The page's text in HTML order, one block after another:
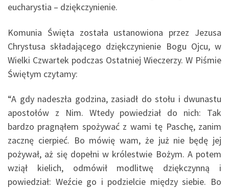
eucharystia – dziękczynienie.
Komunia Święta została ustanowiona przez Jezusa
Chrystusa składającego dziękczynienie Bogu Ojcu, w
Wielki Czwartek podczas Ostatniej Wieczerzy. W Piśmie
Świętym czytamy:
“A gdy nadeszła godzina, zasiadł do stołu i dwunastu
apostołów z Nim. Wtedy powiedział do nich: Tak
bardzo pragnąłem spożywać z wami tę Paschę, zanim
zacznę cierpieć. Bo mówię wam, że już nie będę jej
pożywał, aż się dopełni w królestwie Bożym. A potem
wziął kielich, odmówił modlitwę dziękczynną i
powiedział: Weźcie go i podzielcie między siebie. Bo